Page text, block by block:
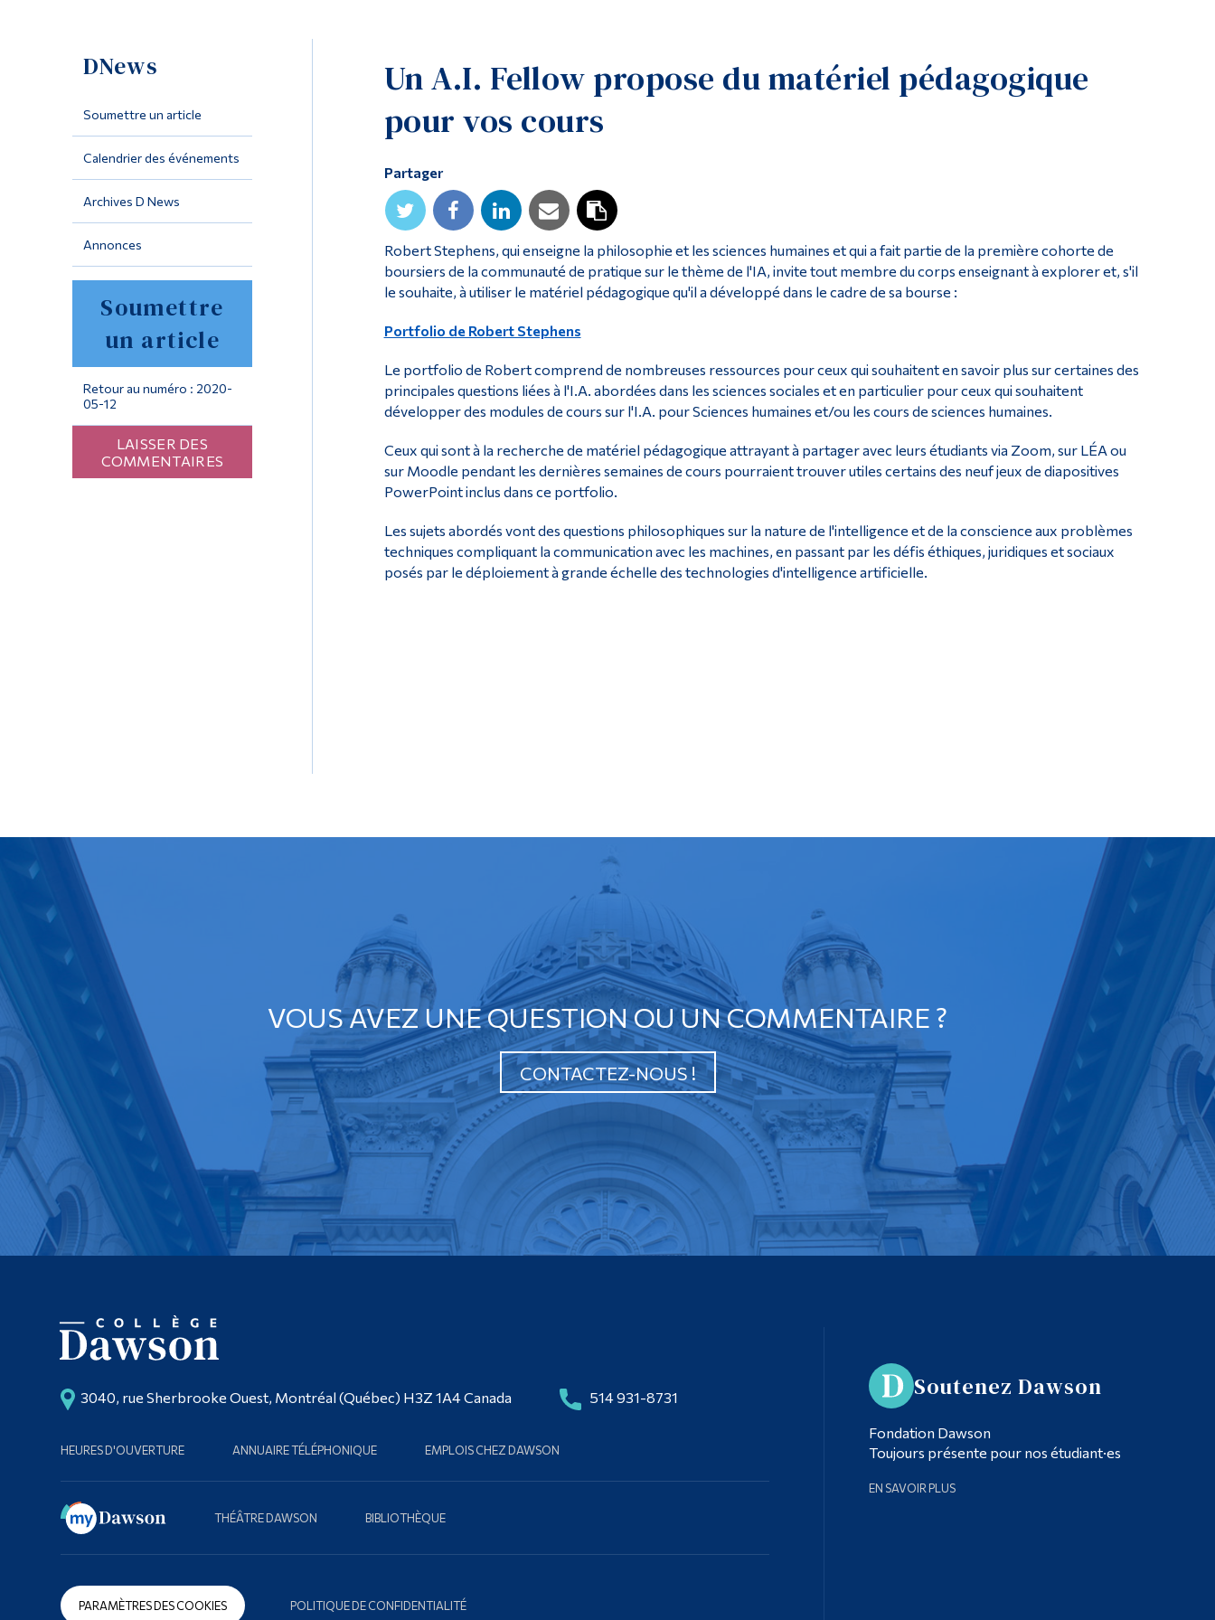
DNews
Soumettre un article
Calendrier des événements
Archives D News
Annonces
Soumettre
un article
Retour au numéro : 2020-
05-12
LAISSER DES
COMMENTAIRES
Un A.I. Fellow propose du matériel pédagogique
pour vos cours
Partager
Robert Stephens, qui enseigne la philosophie et les sciences humaines et qui a fait partie de la première cohorte de
boursiers de la communauté de pratique sur le thème de l'IA, invite tout membre du corps enseignant à explorer et, s'il
le souhaite, à utiliser le matériel pédagogique qu'il a développé dans le cadre de sa bourse :
Portfolio de Robert Stephens
Le portfolio de Robert comprend de nombreuses ressources pour ceux qui souhaitent en savoir plus sur certaines des
principales questions liées à l'I.A. abordées dans les sciences sociales et en particulier pour ceux qui souhaitent
développer des modules de cours sur l'I.A. pour Sciences humaines et/ou les cours de sciences humaines.
Ceux qui sont à la recherche de matériel pédagogique attrayant à partager avec leurs étudiants via Zoom, sur LÉA ou
sur Moodle pendant les dernières semaines de cours pourraient trouver utiles certains des neuf jeux de diapositives
PowerPoint inclus dans ce portfolio.
Les sujets abordés vont des questions philosophiques sur la nature de l'intelligence et de la conscience aux problèmes
techniques compliquant la communication avec les machines, en passant par les défis éthiques, juridiques et sociaux
posés par le déploiement à grande échelle des technologies d'intelligence artificielle.
VOUS AVEZ UNE QUESTION OU UN COMMENTAIRE ?
CONTACTEZ-NOUS !
3040, rue Sherbrooke Ouest, Montréal (Québec) H3Z 1A4 Canada 514 931-8731
HEURES D'OUVERTURE ANNUAIRE TÉLÉPHONIQUE EMPLOIS CHEZ DAWSON
THÉÂTRE DAWSON BIBLIOTHÈQUE
PARAMÈTRES DES COOKIES POLITIQUE DE CONFIDENTIALITÉ
Soutenez Dawson
Fondation Dawson
Toujours présente pour nos étudiant·es
EN SAVOIR PLUS
Menu principal
Futurs étudiants
Étudiants actuels
Diplômé·es et visiteur·euses